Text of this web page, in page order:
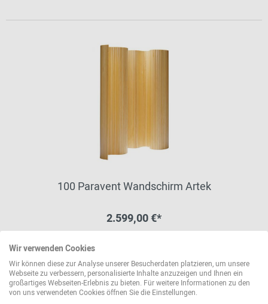
100 Paravent Wandschirm Artek
2.599,00 €*
Wir verwenden Cookies
Wir können diese zur Analyse unserer Besucherdaten platzieren, um unsere
Webseite zu verbessern, personalisierte Inhalte anzuzeigen und Ihnen ein
großartiges Webseiten-Erlebnis zu bieten. Für weitere Informationen zu den
von uns verwendeten Cookies öffnen Sie die Einstellungen.